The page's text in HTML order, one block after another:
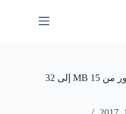
شاهد كيف استطعت تصغير حجم الصور من 15 MB إلى 32